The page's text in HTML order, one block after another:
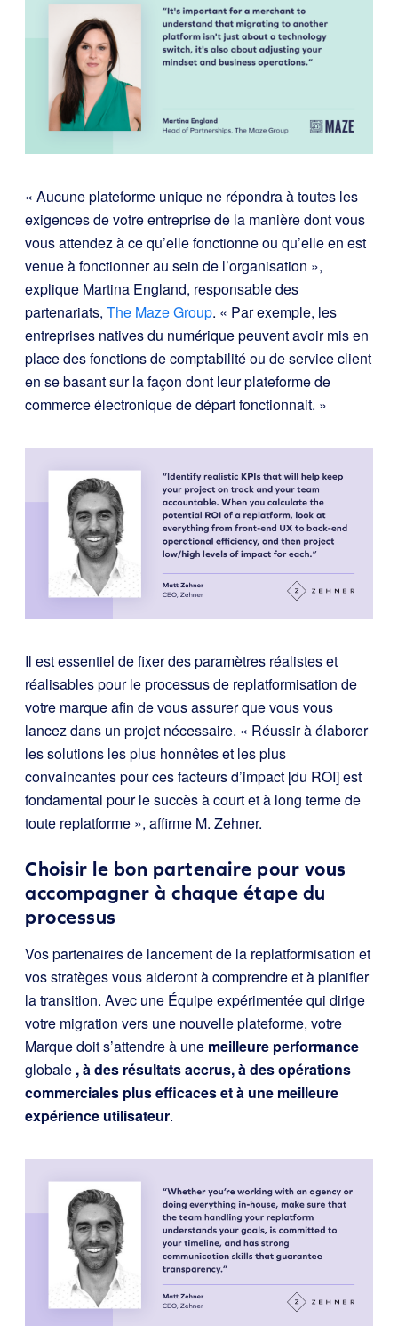
« Aucune plateforme unique ne répondra à toutes les
exigences de votre entreprise de la manière dont vous
vous attendez à ce qu’elle fonctionne ou qu’elle en est
venue à fonctionner au sein de l’organisation »,
explique Martina England, responsable des
partenariats, The Maze Group. « Par exemple, les
entreprises natives du numérique peuvent avoir mis en
place des fonctions de comptabilité ou de service client
en se basant sur la façon dont leur plateforme de
commerce électronique de départ fonctionnait. »
Il est essentiel de fixer des paramètres réalistes et
réalisables pour le processus de replatformisation de
votre marque afin de vous assurer que vous vous
lancez dans un projet nécessaire. « Réussir à élaborer
les solutions les plus honnêtes et les plus
convaincantes pour ces facteurs d’impact [du ROI] est
fondamental pour le succès à court et à long terme de
toute replatforme », affirme M. Zehner.
Choisir le bon partenaire pour vous
accompagner à chaque étape du
processus
Vos partenaires de lancement de la replatformisation et
vos stratèges vous aideront à comprendre et à planifier
la transition. Avec une Équipe expérimentée qui dirige
votre migration vers une nouvelle plateforme, votre
Marque doit s’attendre à une meilleure performance
globale , à des résultats accrus, à des opérations
commerciales plus efficaces et à une meilleure
expérience utilisateur.